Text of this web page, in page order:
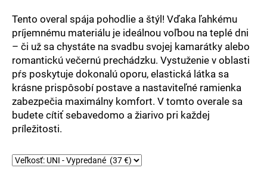
hviezdičiek.
Tento overal spája pohodlie a štýl! Vďaka ľahkému
príjemnému materiálu je ideálnou voľbou na teplé dni
– či už sa chystáte na svadbu svojej kamarátky alebo
romantickú večernú prechádzku. Vystuženie v oblasti
pŕs poskytuje dokonalú oporu, elastická látka sa
krásne prispôsobí postave a nastaviteľné ramienka
zabezpečia maximálny komfort. V tomto overale sa
budete cítiť sebavedomo a žiarivo pri každej
príležitosti.